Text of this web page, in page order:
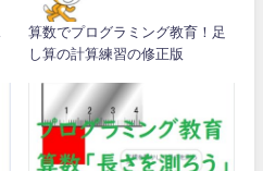
算数でプログラミング教育！足
し算の計算練習の修正版